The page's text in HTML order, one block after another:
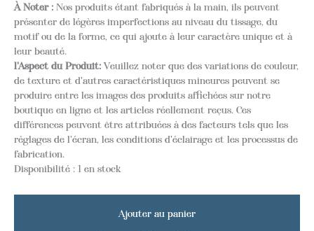
À Noter : Nos produits étant fabriqués à la main, ils peuvent
présenter de légères imperfections au niveau du tissage, du
motif ou de la forme, ce qui ajoute à leur caractère unique et à
leur beauté.
l'Aspect du Produit:Veuillez noter que des variations de couleur,
de texture et d'autres caractéristiques mineures peuvent se
produire entre les images des produits affichées sur notre
boutique en ligne et les articles réellement reçus. Ces
différences peuvent être attribuées à des facteurs tels que les
réglages de l'écran, les conditions d'éclairage et les processus de
fabrication.
Disponibilité : 1 en stock
Ajouter au panier